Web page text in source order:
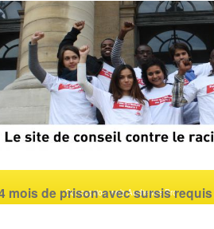
mois de prison avec sursis
Conception web Audience Pro